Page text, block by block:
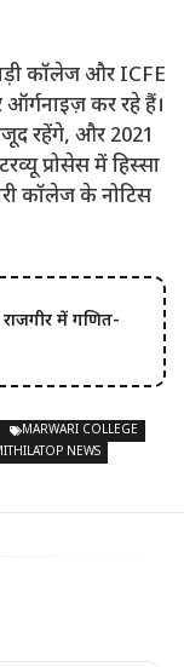
कॉलेज और ICFE
ऑर्गनाइज़ कर रहे हैं।
रहेंगे, और 2021
प्रोसेस में हिस्सा
कॉलेज के नोटिस
में गणित-
MARWARI COLLEGE
NEWS